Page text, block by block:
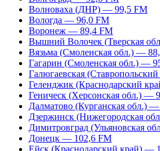
Волноваха (ДНР) — 99,5 FM
Вологда — 96,0 FM
Воронеж — 89,4 FM
Вышний Волочек (Тверская
Вязьма (Смоленская обл.) —
Гагарин (Смоленская обл.) —
Галюгаевская
Геленджик (Краснодарский
Геническ (Херсонская обл.) —
Далматово (Курганская обл.)
Дзержинск (Нижегородская
Димитровград (Ульяновская
Донецк — 102,6 FM
Ейск (Краснодарский край) —